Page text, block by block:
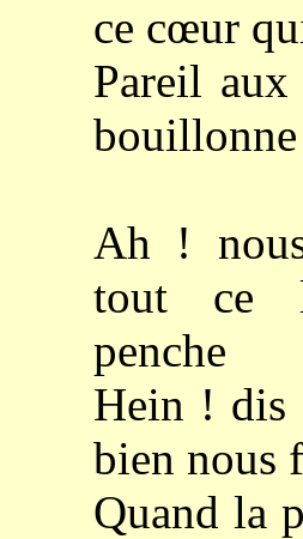
ce cœur
Pareil
bouillonne
Ah !
tout ce
penche
Hein ! dis
bien nous
Quand la